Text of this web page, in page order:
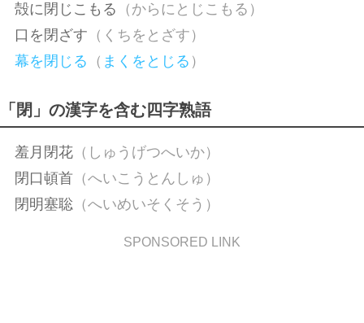
殻に閉じこもる （からにとじこもる）
口を閉ざす （くちをとざす）
幕を閉じる （ まくをとじる ）
「閉」の漢字を含む四字熟語
羞月閉花（しゅうげつへいか）
閉口頓首 （へいこうとんしゅ）
閉明塞聡（へいめいそくそう）
SPONSORED LINK